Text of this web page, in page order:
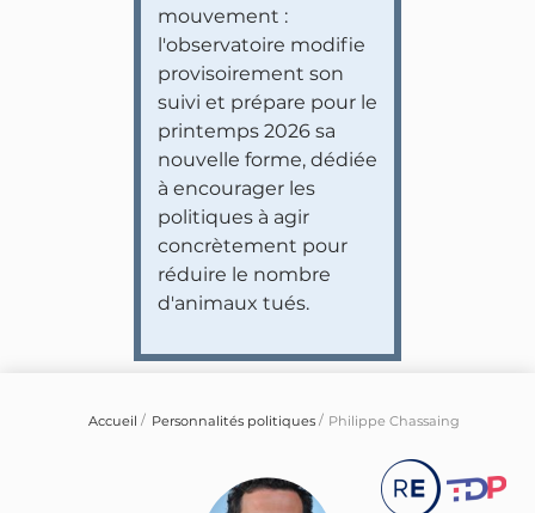
mouvement :
l'observatoire modifie
provisoirement son
suivi et prépare pour le
printemps 2026 sa
nouvelle forme, dédiée
à encourager les
politiques à agir
concrètement pour
réduire le nombre
d'animaux tués.
Accueil Personnalités politiques Philippe Chassaing